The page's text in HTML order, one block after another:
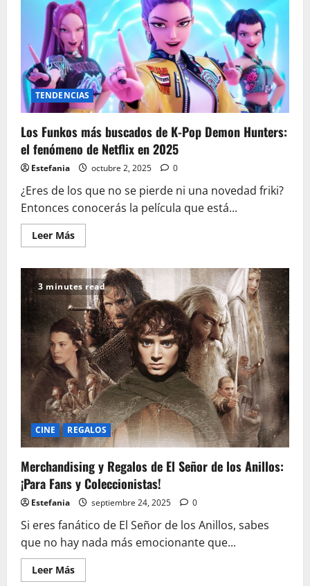
TENDENCIAS
Los Funkos más buscados de K-Pop Demon Hunters:
el fenómeno de Netflix en 2025
Estefania octubre 2, 2025 0
¿Eres de los que no se pierde ni una novedad friki?
Entonces conocerás la película que está...
Leer MásLeer
más
Los
Funkos
más
buscados
de
K-
Pop
Demon
Hunters:
el
fenómeno
de
Netflix
en
2025
3 minutes read
CINE REGALOS
Merchandising y Regalos de El Señor de los Anillos:
¡Para Fans y Coleccionistas!
Estefania septiembre 24, 2025 0
Si eres fanático de El Señor de los Anillos, sabes
que no hay nada más emocionante que...
Leer MásLeer
más